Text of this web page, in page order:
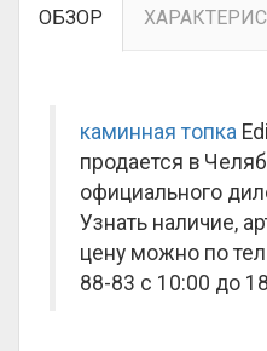
ОБЗОР
каминная топка
продается в
официального
Узнать наличие,
цену можно по
88-83 с 10:00 до